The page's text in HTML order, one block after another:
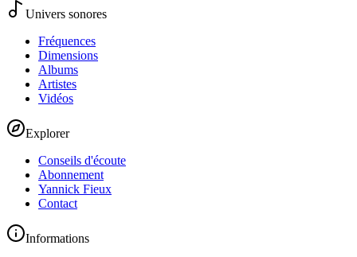
Univers sonores
Fréquences
Dimensions
Albums
Artistes
Vidéos
Explorer
Conseils d'écoute
Abonnement
Yannick Fieux
Contact
Informations